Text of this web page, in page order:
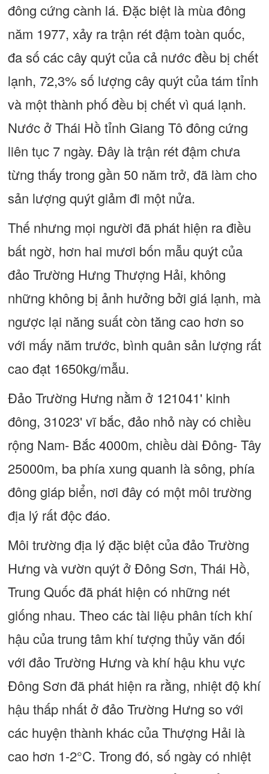
đông cứng cành lá. Đặc biệt là mùa đông
năm 1977, xảy ra trận rét đậm toàn quốc,
đa số các cây quýt của cả nước đều bị chết
lạnh, 72,3% số lượng cây quýt của tám tỉnh
và một thành phố đều bị chết vì quá lạnh.
Nước ở Thái Hồ tỉnh Giang Tô đông cứng
liên tục 7 ngày. Đây là trận rét đậm chưa
từng thấy trong gần 50 năm trở, đã làm cho
sản lượng quýt giảm đi một nửa.
Thế nhưng mọi người đã phát hiện ra điều
bất ngờ, hơn hai mươi bốn mẫu quýt của
đảo Trường Hưng Thượng Hải, không
những không bị ảnh hưởng bởi giá lạnh, mà
ngược lại năng suất còn tăng cao hơn so
với mấy năm trước, bình quân sản lượng rất
cao đạt 1650kg/mẫu.
Đảo Trường Hưng nằm ở 121041' kinh
đông, 31023' vĩ bắc, đảo nhỏ này có chiều
rộng Nam- Bắc 4000m, chiều dài Đông- Tây
25000m, ba phía xung quanh là sông, phía
đông giáp biển, nơi đây có một môi trường
địa lý rất độc đáo.
Môi trường địa lý đặc biệt của đảo Trường
Hưng và vườn quýt ở Đông Sơn, Thái Hồ,
Trung Quốc đã phát hiện có những nét
giống nhau. Theo các tài liệu phân tích khí
hậu của trung tâm khí tượng thủy văn đối
với đảo Trường Hưng và khí hậu khu vực
Đông Sơn đã phát hiện ra rằng, nhiệt độ khí
hậu thấp nhất ở đảo Trường Hưng so với
các huyện thành khác của Thượng Hải là
cao hơn 1-2°C. Trong đó, số ngày có nhiệt